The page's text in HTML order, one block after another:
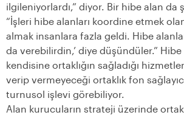
ilgileniyorlardı,” diyor. Bir hibe alan da
“İşleri hibe alanları koordine etmek
almak insanlara fazla geldi. Hibe
da verebilirdin,’ diye düşündüler.”
kendisine ortaklığın sağladığı
verip vermeyeceği ortaklık fon
turnusol işlevi görebiliyor.
Alan kurucuların strateji üzerinde